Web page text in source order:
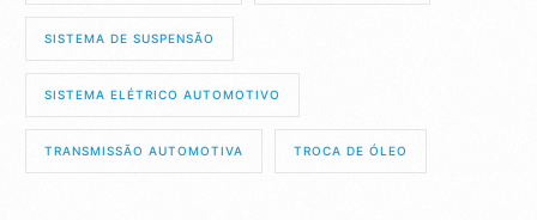
SISTEMA DE SUSPENSÃO
SISTEMA ELÉTRICO AUTOMOTIVO
TRANSMISSÃO AUTOMOTIVA TROCA DE ÓLEO